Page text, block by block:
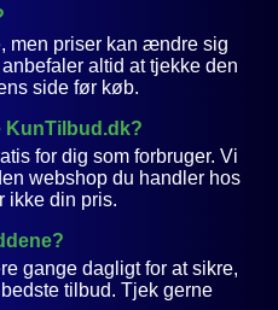
men priser kan ændre sig
altid at tjekke den
side før køb.
KunTilbud.dk?
for dig som forbruger. Vi
webshop du handler hos
ikke din pris.
gange dagligt for at sikre,
tilbud. Tjek gerne